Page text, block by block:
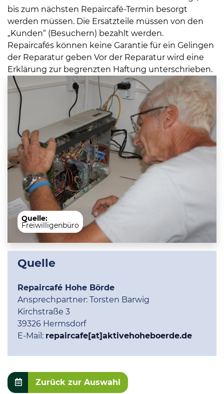
bis zum nächsten Repaircafé-Termin besorgt
werden müssen. Die Ersatzteile müssen von den
„Kunden“ (Besuchern) bezahlt werden.
Repaircafés können keine Garantie für ein Gelingen
der Reparatur geben Vor der Reparatur wird eine
Erklärung zur begrenzten Haftung unterschrieben.
Quelle:
Freiwilligenbüro
Quelle
Repaircafé Hohe Börde
Ansprechpartner: Torsten Barwig
Kirchstraße 3
39326 Hermsdorf
E-Mail: repaircafe[at]aktivehoheboerde.de
Zurück zur Auswahl